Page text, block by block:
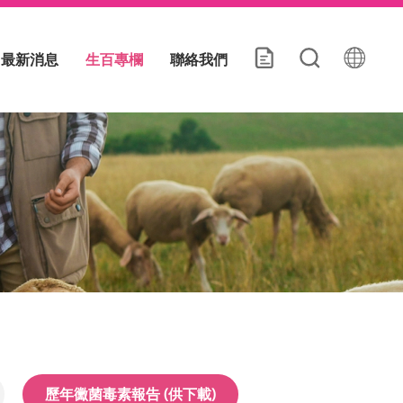
最新消息 生百專欄 聯絡我們
歷年黴菌毒素報告 (供下載)